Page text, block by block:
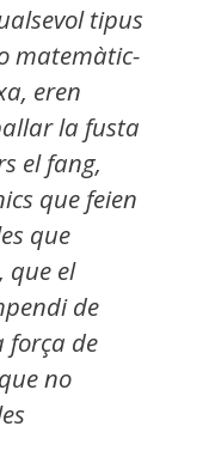
tipus
matemàtic-
eren
la fusta
el fang,
que feien
que
que el
de
força de
no